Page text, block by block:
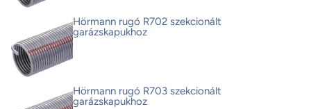
Hörmann rugó R702 szekcionált
garázskapukhoz
Hörmann rugó R703 szekcionált
garázskapukhoz